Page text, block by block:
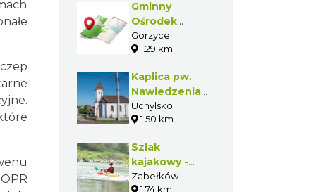
Gminny
Ośrodek
Turystyki,
Sportu i
"Nautica" w
Gorzycach
Gorzyce
1.29 km
Kaplica pw.
Nawiedzenia
Najświętszej
Maryi Panny w
Uchylsko
1.50 km
Szlak
kajakowy -
Olza
Zabełków
1.74 km